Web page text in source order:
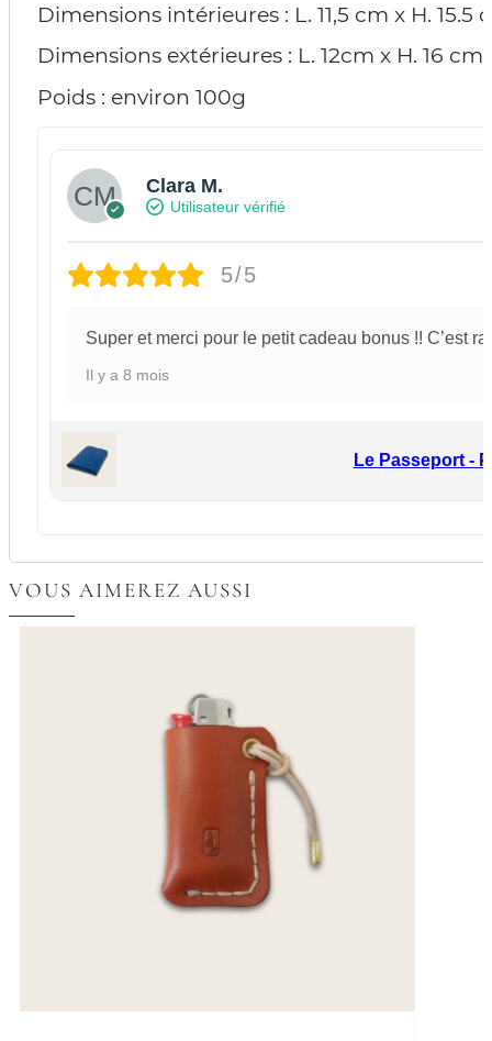
Dimensions intérieures : L. 11,5 cm x H. 15.5
Dimensions extérieures : L. 12cm x H. 16 cm
Poids : environ 100g
Clara M.
Utilisateur vérifié
5/5
Super et merci pour le petit cadeau bonus !! C’est
Il y a 8 mois
Le Passeport -
VOUS AIMEREZ AUSSI